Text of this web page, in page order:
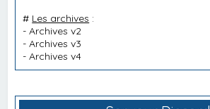
# Les archives :
-Archives v2
-Archives v3
-Archives v4